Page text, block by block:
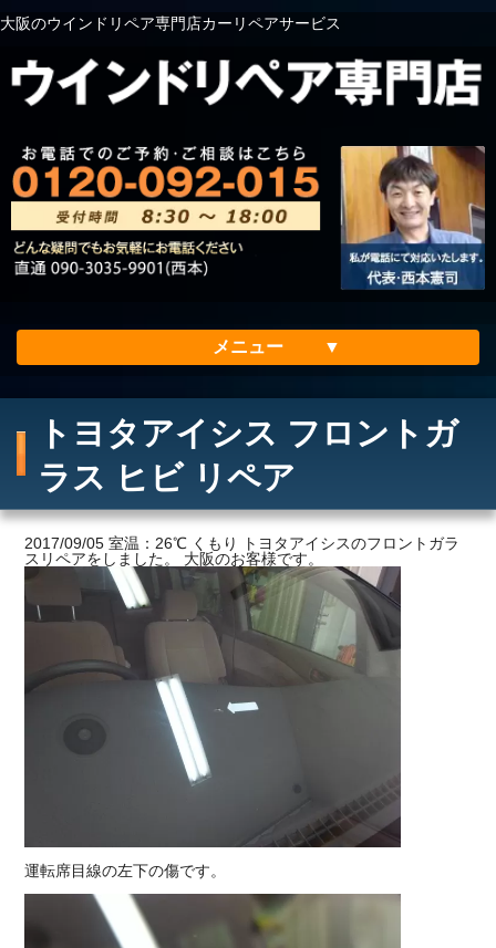
大阪のウインドリペア専門店カーリペアサービス
メニュー
会社案内
メリット
ご利用の流れ
価格
トヨタアイシス フロントガ
ラス ヒビ リペア
2017/09/05 室温：26℃ くもり トヨタアイシスのフロントガラ
スリペアをしました。 大阪のお客様です。
運転席目線の左下の傷です。